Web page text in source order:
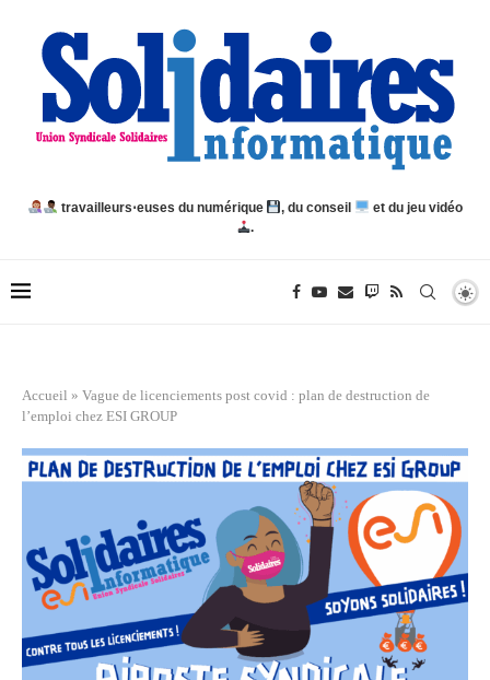
travailleurs⋅euses du numérique , du conseil
et du jeu vidéo
.
Accueil » Vague de licenciements post covid : plan de destruction de
l’emploi chez ESI GROUP